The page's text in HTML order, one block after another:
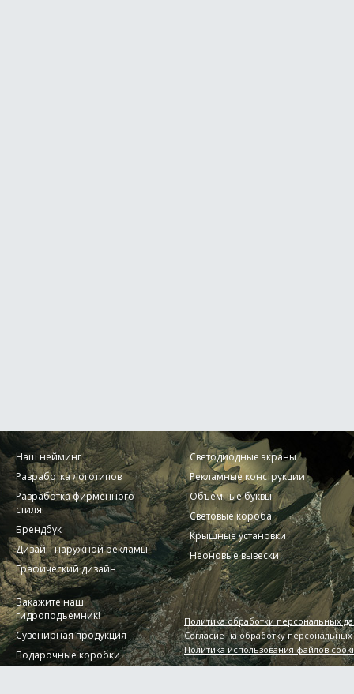
Наш нейминг
Разработка логотипов
Разработка фирменного
стиля
Брендбук
Дизайн наружной рекламы
Графический дизайн
Светодиодные экраны
Рекламные конструкции
Объемные буквы
Световые короба
Крышные установки
Неоновые вывески
Закажите наш
гидроподъемник!
Сувенирная продукция
Подарочные коробки
Политика обработки персональных
Согласие на обработку
Политика использования файлов